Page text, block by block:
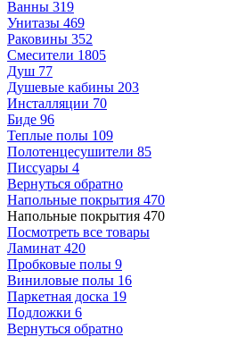
Ванны 319
Унитазы 469
Раковины 352
Смесители 1805
Душ 77
Душевые кабины 203
Инсталляции 70
Биде 96
Теплые полы 109
Полотенцесушители 85
Писсуары 4
Вернуться обратно
Напольные покрытия 470
Напольные покрытия 470
Посмотреть все товары
Ламинат 420
Пробковые полы 9
Виниловые полы 16
Паркетная доска 19
Подложки 6
Вернуться обратно